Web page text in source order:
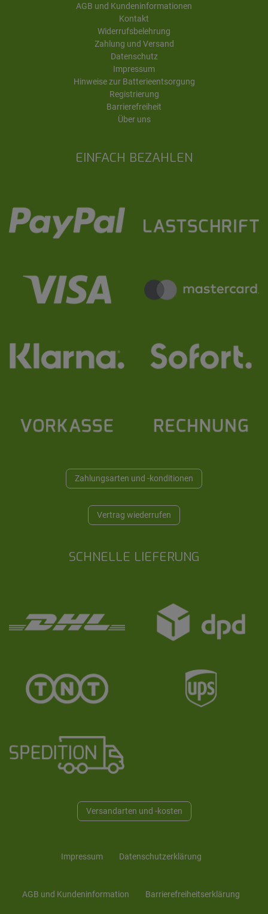
EINFACH BEZAHLEN
Zahlungsarten und -konditionen
Vertrag wiederrufen
SCHNELLE LIEFERUNG
Versandarten und -kosten
AGB und Kundeninformationen
Kontakt
Widerrufsbelehrung
Zahlung und Versand
Datenschutz
Impressum
Hinweise zur Batterieentsorgung
Registrierung
Barrierefreiheit
Über uns
Impressum Daten­schutz­erklärung
AGB und Kunden­information Barrierefreiheitserklärung